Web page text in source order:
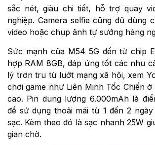
sắc nét, giàu chi tiết, hỗ trợ quay
nghiệp. Camera selfie cũng đủ dùng
video hoặc chụp ảnh tự sướng hàng
Sức mạnh của M54 5G đến từ chip
hợp RAM 8GB, đáp ứng tốt các nhu
lý trơn tru từ lướt mạng xã hội, xem
chơi game như Liên Minh Tốc Chiến
cao. Pin dung lượng 6.000mAh là
để sử dụng thoải mái từ 1 đến 2
sạc. Kèm theo đó là sạc nhanh 25W
gian chờ.